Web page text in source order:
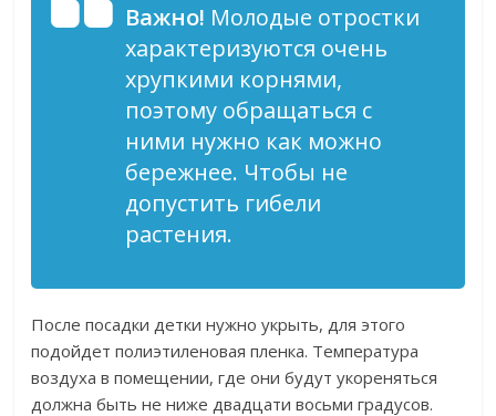
Важно! Молодые отростки
характеризуются очень
хрупкими корнями,
поэтому обращаться с
ними нужно как можно
бережнее. Чтобы не
допустить гибели
растения.
После посадки детки нужно укрыть, для этого
подойдет полиэтиленовая пленка. Температура
воздуха в помещении, где они будут укореняться
должна быть не ниже двадцати восьми градусов.